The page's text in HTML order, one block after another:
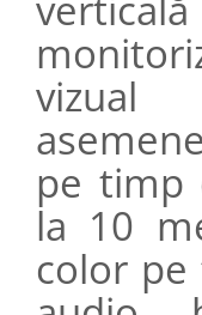
pe timp
la 10
color